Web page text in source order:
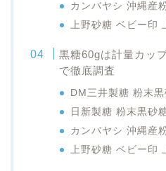
カンバヤシ 沖縄産
上野砂糖 ベビー印
黒糖60gは計量カッ
で徹底調査
DM三井製糖 粉末
日新製糖 粉末黒砂
カンバヤシ 沖縄産
上野砂糖 ベビー印